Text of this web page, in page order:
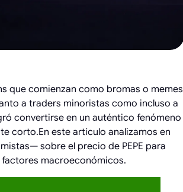
que comienzan como bromas o memes
a traders minoristas como incluso a
convertirse en un auténtico fenómeno
corto.En este artículo analizamos en
sobre el precio de PEPE para
macroeconómicos.